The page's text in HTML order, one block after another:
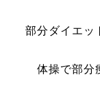
部分ダイエッ
体操で部分